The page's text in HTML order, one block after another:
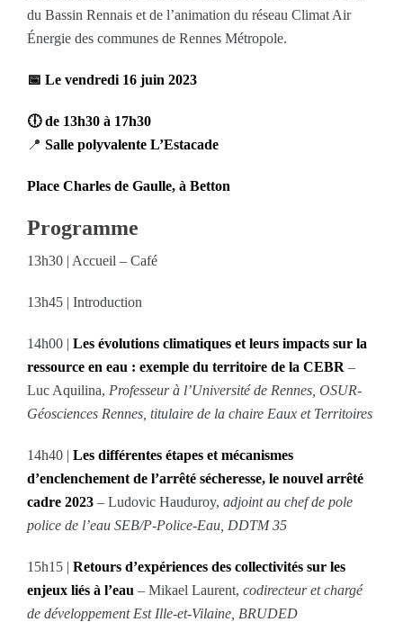
du Bassin Rennais et de l’animation du réseau Climat Air
Énergie des communes de Rennes Métropole.
📅 Le vendredi 16 juin 2023
🕕de 13h30 à 17h30
📍 Salle polyvalente L’Estacade
Place Charles de Gaulle, à Betton
Programme
13h30 | Accueil – Café
13h45 | Introduction
14h00 | Les évolutions climatiques et leurs impacts sur la
ressource en eau : exemple du territoire de la CEBR –
Luc Aquilina, Professeur à l’Université de Rennes, OSUR-
Géosciences Rennes, titulaire de la chaire Eaux et Territoires
14h40 | Les différentes étapes et mécanismes
d’enclenchement de l’arrêté sécheresse, le nouvel arrêté
cadre 2023 – Ludovic Hauduroy, adjoint au chef de pole
police de l’eau SEB/P-Police-Eau, DDTM 35
15h15 | Retours d’expériences des collectivités sur les
enjeux liés à l’eau – Mikael Laurent, codirecteur et chargé
de développement Est Ille-et-Vilaine, BRUDED